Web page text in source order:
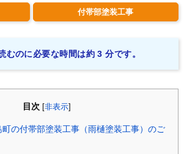
付帯部塗装工事
むのに必要な時間は約 3 分です。
目次 [非表示
の付帯部塗装工事（雨樋塗装工事）のご